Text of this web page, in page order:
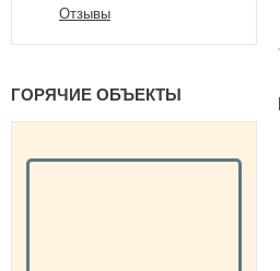
Отзывы
ГОРЯЧИЕ ОБЪЕКТЫ